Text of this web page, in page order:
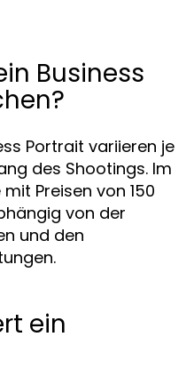
Business
Portrait variieren je
des Shootings. Im
Preisen von 150
von der
und den
ein